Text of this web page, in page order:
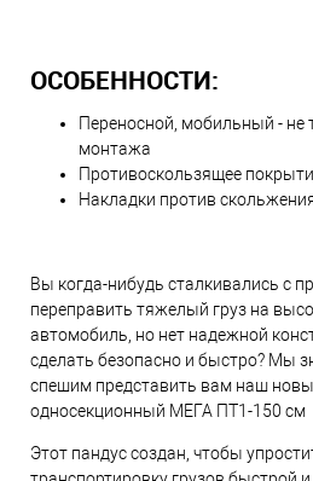
ОСОБЕННОСТИ:
Переносной, мобильный - не
монтажа
Противоскользящее
Накладки против
Вы когда-нибудь сталкивались с
переправить тяжелый груз на
автомобиль, но нет надежной
сделать безопасно и быстро? Мы
спешим представить вам наш
односекционный МЕГА ПТ1-150 см
Этот пандус создан, чтобы